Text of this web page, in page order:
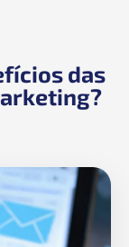
das